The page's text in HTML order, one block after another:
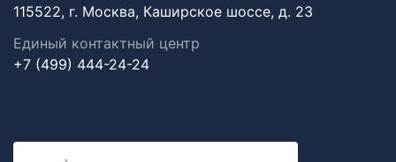
115522, г. Москва, Каширское шоссе, д. 23
Единый контактный центр
+7 (499) 444-24-24